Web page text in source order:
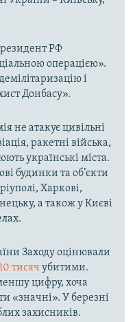
РФ
операцією».
і
Донбасу».
не атакує цивільні
ракетні війська,
українські міста.
будинки та об’єкти
Харкові,
а також у Києві
Заходу оцінювали
тисяч убитими.
цифру, хоча
«значні». У березні
захисників.